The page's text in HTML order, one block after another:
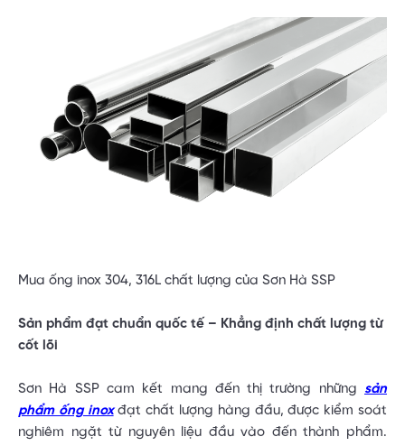
Mua ống inox 304, 316L chất lượng của Sơn Hà SSP
Sản phẩm đạt chuẩn quốc tế – Khẳng định chất lượng từ
cốt lõi
Sơn Hà SSP cam kết mang đến thị trường những sản
phẩm ống inoxđạt chất lượng hàng đầu, được kiểm soát
nghiêm ngặt từ nguyên liệu đầu vào đến thành phẩm.